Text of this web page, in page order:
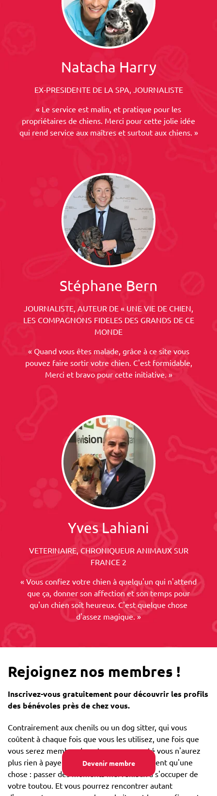
Devenir membre
Natacha Harry
EX-PRESIDENTE DE LA SPA, JOURNALISTE
« Le service est malin, et pratique pour les
propriétaires de chiens. Merci pour cette jolie idée
qui rend service aux maîtres et surtout aux chiens. »
Stéphane Bern
JOURNALISTE, AUTEUR DE « UNE VIE DE CHIEN,
LES COMPAGNONS FIDELES DES GRANDS DE CE
MONDE
« Quand vous êtes malade, grâce à ce site vous
pouvez faire sortir votre chien. C'est formidable,
Merci et bravo pour cette initiative. »
Yves Lahiani
VETERINAIRE, CHRONIQUEUR ANIMAUX SUR
FRANCE 2
« Vous confiez votre chien à quelqu'un qui n'attend
que ça, donner son affection et son temps pour
qu'un chien soit heureux. C'est quelque chose
d'assez magique. »
Rejoignez nos membres !
Inscrivez-vous gratuitement pour découvrir les profils
des bénévoles près de chez vous.
Contrairement aux chenils ou un dog sitter, qui vous
coûtent à chaque fois que vous les utilisez, une fois que
vous serez membre de notre communauté vous n'aurez
plus rien à payer. Nos emprunteurs ne veulent qu'une
chose : passer des moments merveilleux à s'occuper de
votre toutou. Et vous pourrez rencontrer autant